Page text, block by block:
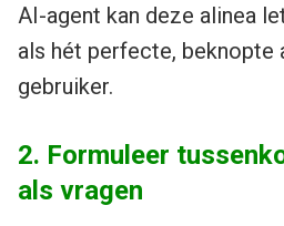
AI-agent kan deze alinea
als hét perfecte, beknopte
gebruiker.
2. Formuleer
als vragen